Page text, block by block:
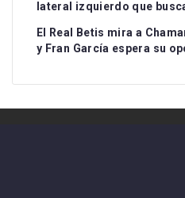
lateral izquierdo que
El Real Betis mira a
y Fran García espera su